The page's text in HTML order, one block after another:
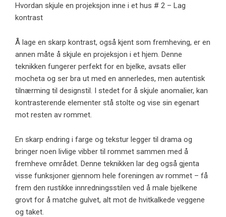
Hvordan skjule en projeksjon inne i et hus # 2 – Lag
kontrast
Å lage en skarp kontrast, også kjent som fremheving, er en
annen måte å skjule en projeksjon i et hjem. Denne
teknikken fungerer perfekt for en bjelke, avsats eller
mocheta og ser bra ut med en annerledes, men autentisk
tilnærming til designstil. I stedet for å skjule anomalier, kan
kontrasterende elementer stå stolte og vise sin egenart
mot resten av rommet.
En skarp endring i farge og tekstur legger til drama og
bringer noen livlige vibber til rommet sammen med å
fremheve området. Denne teknikken lar deg også gjenta
visse funksjoner gjennom hele foreningen av rommet – få
frem den rustikke innredningsstilen ved å male bjelkene
grovt for å matche gulvet, alt mot de hvitkalkede veggene
og taket.